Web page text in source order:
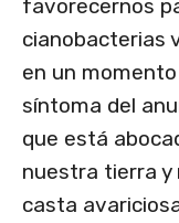
favorecernos
cianobacterias
en un
síntoma del
que está
nuestra tierra
casta